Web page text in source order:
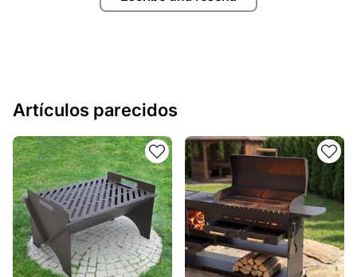
Artículos parecidos